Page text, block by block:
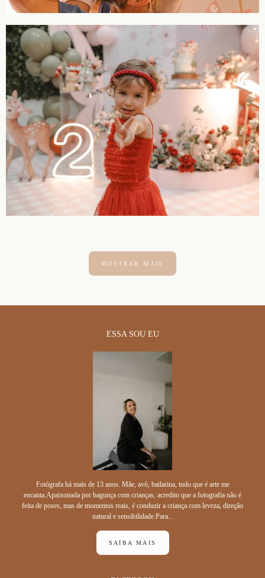
MOSTRAR MAIS
ESSA SOU EU
Fotógrafa há mais de 13 anos. Mãe, avó, bailarina, tudo que é arte me
encanta.Apaixonada por bagunça com crianças, acredito que a fotografia não é
feita de poses, mas de momentos reais, é conduzir a criança com leveza, direção
natural e sensibilidade.Para...
SAIBA MAIS